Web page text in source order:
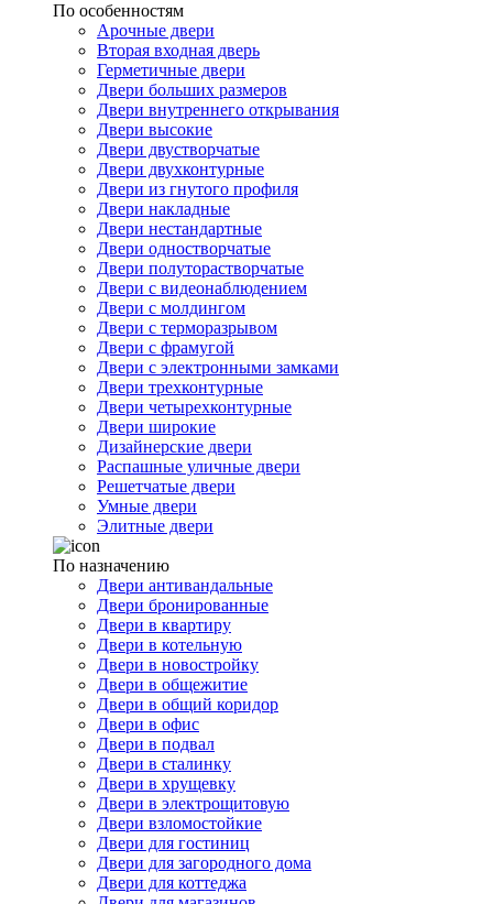
По особенностям
Арочные двери
Вторая входная дверь
Герметичные двери
Двери больших размеров
Двери внутреннего открывания
Двери высокие
Двери двустворчатые
Двери двухконтурные
Двери из гнутого профиля
Двери накладные
Двери нестандартные
Двери одностворчатые
Двери полуторастворчатые
Двери с видеонаблюдением
Двери с молдингом
Двери с терморазрывом
Двери с фрамугой
Двери с электронными замками
Двери трехконтурные
Двери четырехконтурные
Двери широкие
Дизайнерские двери
Распашные уличные двери
Решетчатые двери
Умные двери
Элитные двери
По назначению
Двери антивандальные
Двери бронированные
Двери в квартиру
Двери в котельную
Двери в новостройку
Двери в общежитие
Двери в общий коридор
Двери в офис
Двери в подвал
Двери в сталинку
Двери в хрущевку
Двери в электрощитовую
Двери взломостойкие
Двери для гостиниц
Двери для загородного дома
Двери для коттеджа